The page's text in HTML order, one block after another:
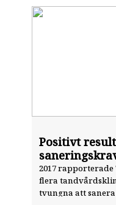
Positivt
2017
flera
tvungna att